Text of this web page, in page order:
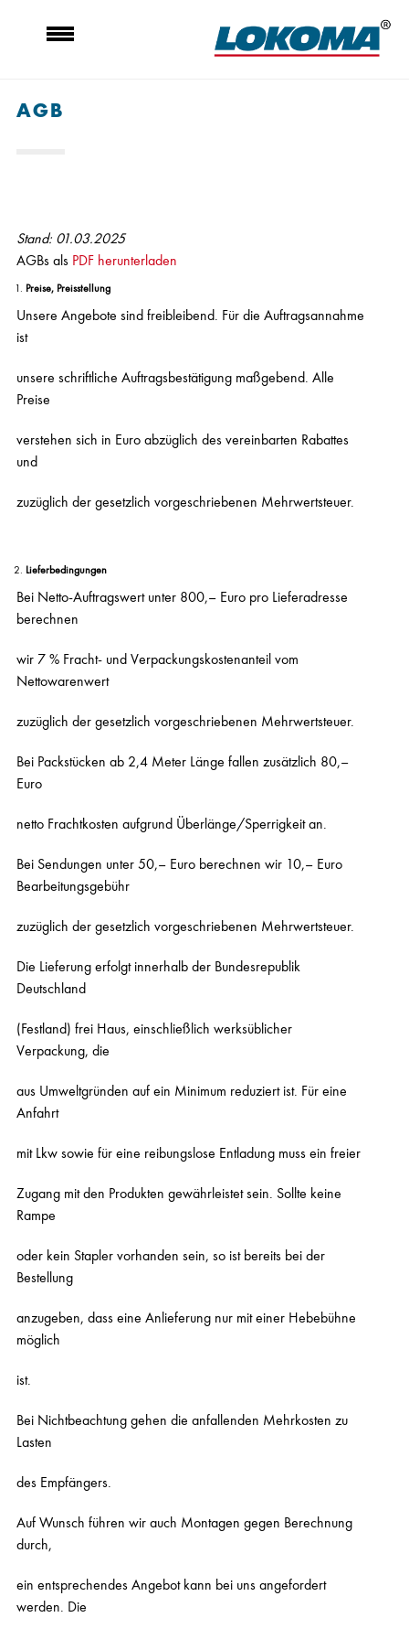
AGB
Stand: 01.03.2025
AGBs als PDF herunterladen
Preise, Preisstellung
Unsere Angebote sind freibleibend. Für die Auftragsannahme
ist
unsere schriftliche Auftragsbestätigung maßgebend. Alle
Preise
verstehen sich in Euro abzüglich des vereinbarten Rabattes
und
zuzüglich der gesetzlich vorgeschriebenen Mehrwertsteuer.
Lieferbedingungen
Bei Netto-Auftragswert unter 800,– Euro pro Lieferadresse
berechnen
wir 7 % Fracht- und Verpackungskostenanteil vom
Nettowarenwert
zuzüglich der gesetzlich vorgeschriebenen Mehrwertsteuer.
Bei Packstücken ab 2,4 Meter Länge fallen zusätzlich 80,–
Euro
netto Frachtkosten aufgrund Überlänge/Sperrigkeit an.
Bei Sendungen unter 50,– Euro berechnen wir 10,– Euro
Bearbeitungsgebühr
zuzüglich der gesetzlich vorgeschriebenen Mehrwertsteuer.
Die Lieferung erfolgt innerhalb der Bundesrepublik
Deutschland
(Festland) frei Haus, einschließlich werksüblicher
Verpackung, die
aus Umweltgründen auf ein Minimum reduziert ist. Für eine
Anfahrt
mit Lkw sowie für eine reibungslose Entladung muss ein freier
Zugang mit den Produkten gewährleistet sein. Sollte keine
Rampe
oder kein Stapler vorhanden sein, so ist bereits bei der
Bestellung
anzugeben, dass eine Anlieferung nur mit einer Hebebühne
möglich
ist.
Bei Nichtbeachtung gehen die anfallenden Mehrkosten zu
Lasten
des Empfängers.
Auf Wunsch führen wir auch Montagen gegen Berechnung
durch,
ein entsprechendes Angebot kann bei uns angefordert
werden. Die